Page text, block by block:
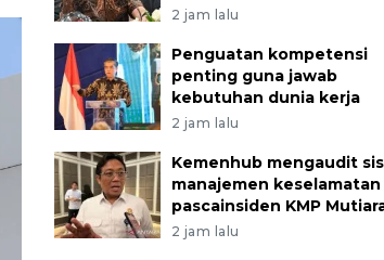
2 jam lalu
Penguatan kompetensi
penting guna jawab
kebutuhan dunia kerja
2 jam lalu
Kemenhub mengaudit
manajemen keselamatan
pascainsiden KMP
2 jam lalu